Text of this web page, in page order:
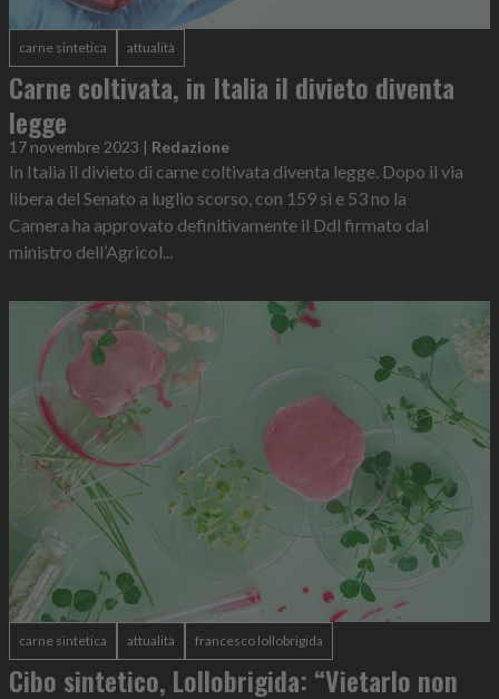
carne sintetica attualità
Carne coltivata, in Italia il divieto diventa
legge
17 novembre 2023 | Redazione
In Italia il divieto di carne coltivata diventa legge. Dopo il via
libera del Senato a luglio scorso, con 159 sì e 53 no la
Camera ha approvato definitivamente il Ddl firmato dal
ministro dell’Agricol...
carne sintetica attualità francesco lollobrigida
Cibo sintetico, Lollobrigida: “Vietarlo non